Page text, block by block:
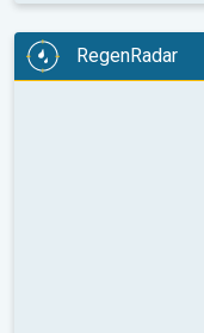
RegenRadar